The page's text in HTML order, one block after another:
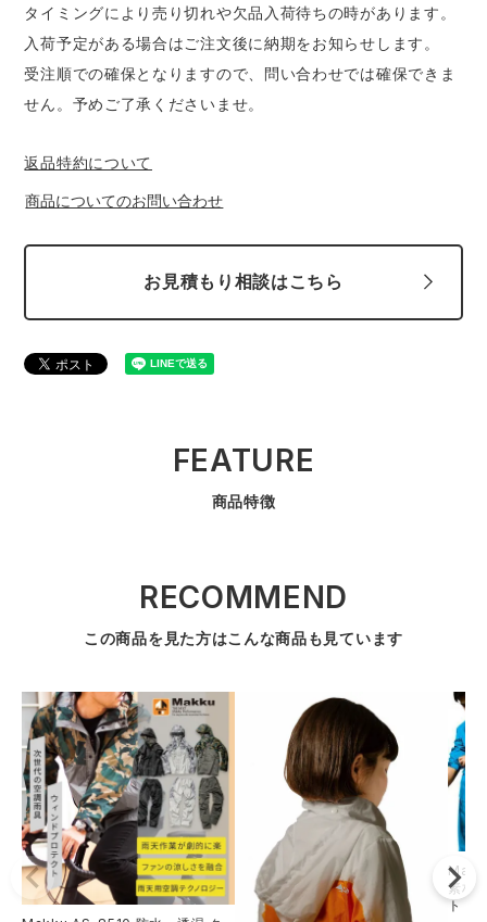
タイミングにより売り切れや欠品入荷待ちの時があります。
入荷予定がある場合はご注文後に納期をお知らせします。
受注順での確保となりますので、問い合わせでは確保できま
せん。予めご了承くださいませ。
返品特約について
商品についてのお問い合わせ
お見積もり相談はこちら
FEATURE
商品特徴
RECOMMEND
この商品を見た方はこんな商品も見ています
素材
ト